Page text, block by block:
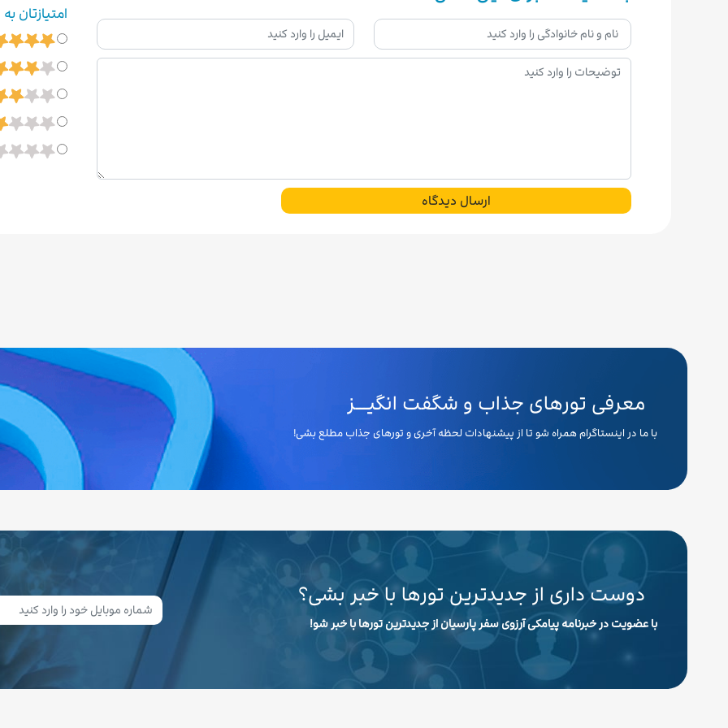
ارسال دیدگاه
امتیازتان
معرفی تورهای جذاب و شگفت انگیـــز
با ما در اینستاگرام همراه شو تا از پیشنهادات لحظه آخری و تورهای جذاب مطلع بشی!
دوست داری از جدیدترین تورها با خبر بشی؟
با عضویت در خبرنامه پیامکی آرزوی سفر پارسیان از جدیدترین تورها با خبر شو!